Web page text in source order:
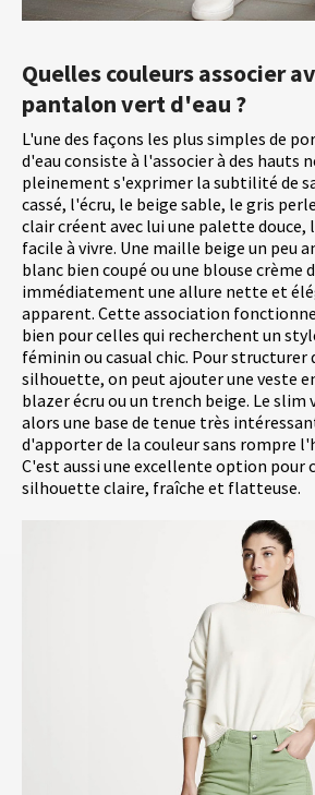
Quelles couleurs associer
pantalon vert d'eau ?
L'une des façons les plus simples de
d'eau consiste à l'associer à des hauts
pleinement s'exprimer la subtilité de
cassé, l'écru, le beige sable, le gris
clair créent avec lui une palette douce,
facile à vivre. Une maille beige un peu
blanc bien coupé ou une blouse crème
immédiatement une allure nette et
apparent. Cette association
bien pour celles qui recherchent un
féminin ou casual chic. Pour structurer
silhouette, on peut ajouter une veste
blazer écru ou un trench beige. Le slim
alors une base de tenue très
d'apporter de la couleur sans rompre
C'est aussi une excellente option pour
silhouette claire, fraîche et flatteuse.